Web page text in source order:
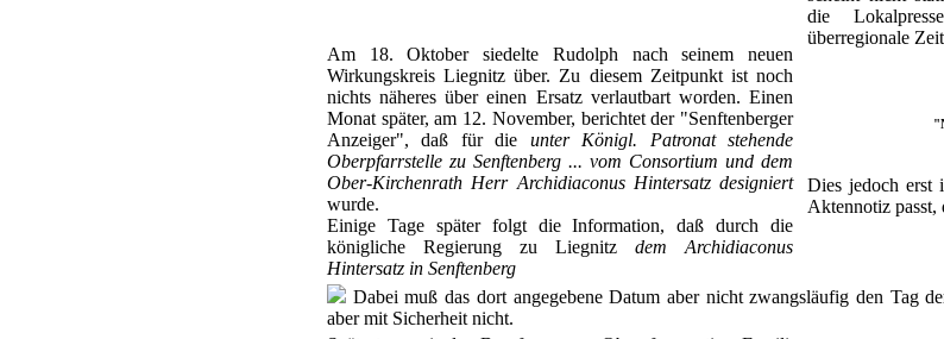
Am 18. Oktober siedelte Rudolph nach seinem neuen
Wirkungskreis Liegnitz über. Zu diesem Zeitpunkt ist noch
nichts näheres über einen Ersatz verlautbart worden. Einen
Monat später, am 12. November, berichtet der "Senftenberger
Anzeiger", daß für die unter Königl. Patronat stehende
Oberpfarrstelle zu Senftenberg ... vom Consortium und dem
Ober-Kirchenrath Herr Archidiaconus Hintersatz designiert
wurde.
Einige Tage später folgt die Information, daß durch die
königliche Regierung zu Liegnitz dem Archidiaconus
Hintersatz in Senftenberg
die
überregionale
Dies jedoch erst
Aktennotiz passt,
Dabei muß das dort angegebene Datum aber nicht zwangsläufig den Tag
aber mit Sicherheit nicht.